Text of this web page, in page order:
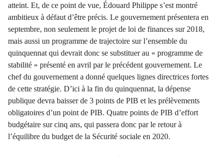
atteint. Et, de ce point de vue, Édouard Philippe s’est montré
ambitieux à défaut d’être précis. Le gouvernement présentera en
septembre, non seulement le projet de loi de finances sur 2018,
mais aussi un programme de trajectoire sur l’ensemble du
quinquennat qui devrait donc se substituer au « programme de
stabilité » présenté en avril par le précédent gouvernement. Le
chef du gouvernement a donné quelques lignes directrices fortes
de cette stratégie. D’ici à la fin du quinquennat, la dépense
publique devra baisser de 3 points de PIB et les prélèvements
obligatoires d’un point de PIB. Quatre points de PIB d’effort
budgétaire sur cinq ans, qui passera donc par le retour à
l’équilibre du budget de la Sécurité sociale en 2020.